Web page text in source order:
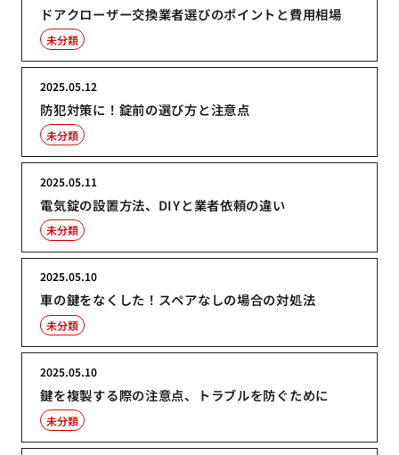
ドアクローザー交換業者選びのポイントと費用相場
未分類
防犯対策に！錠前の選び方と注意点
2025.05.12
未分類
電気錠の設置方法、DIYと業者依頼の違い
2025.05.11
未分類
車の鍵をなくした！スペアなしの場合の対処法
2025.05.10
未分類
鍵を複製する際の注意点、トラブルを防ぐために
2025.05.10
未分類